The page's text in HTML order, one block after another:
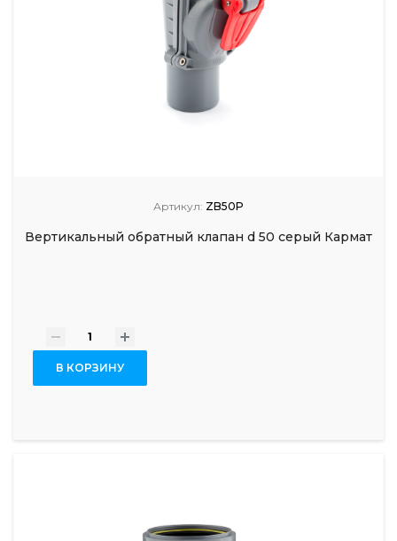
Артикул: ZB50P
Вертикальный обратный клапан d 50 серый Кармат
- +
В КОРЗИНУ